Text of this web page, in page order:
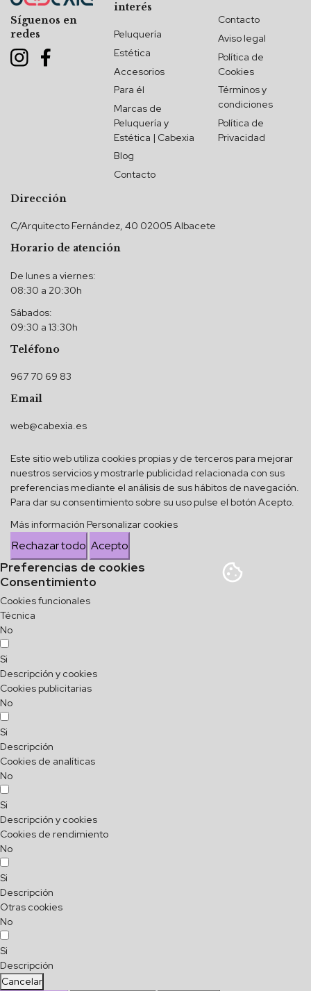
Síguenos en
redes
interés
Peluquería
Estética
Accesorios
Para él
Marcas de
Peluquería y
Estética | Cabexia
Blog
Contacto
Contacto
Aviso legal
Política de
Cookies
Términos y
condiciones
Política de
Privacidad
Dirección
C/Arquitecto Fernández, 40 02005 Albacete
Horario de atención
De lunes a viernes:
08:30 a 20:30h
Sábados:
09:30 a 13:30h
Teléfono
967 70 69 83
Email
web@cabexia.es
Este sitio web utiliza cookies propias y de terceros para mejorar
nuestros servicios y mostrarle publicidad relacionada con sus
preferencias mediante el análisis de sus hábitos de navegación.
Para dar su consentimiento sobre su uso pulse el botón Acepto.
Más información Personalizar cookies
Rechazar todo Acepto
Preferencias de cookies
Consentimiento
Cookies funcionales
Técnica
No
Si
Descripción y cookies
Cookies publicitarias
No
Si
Descripción
Cookies de analíticas
No
Si
Descripción y cookies
Cookies de rendimiento
No
Si
Descripción
Otras cookies
No
Si
Descripción
Cancelar